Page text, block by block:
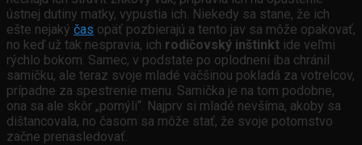
ústnej dutiny matky, vypustia ich. Niekedy sa stane, že ich
ešte nejaký čas opäť pozbierajú a tento jav sa môže opakovať,
no keď už tak nespravia, ich rodičovský inštinkt ide veľmi
rýchlo bokom. Samec, v podstate po oplodnení iba chránil
samičku, ale teraz svoje mladé väčšinou pokladá za votrelcov,
prípadne za spestrenie menu. Samička je na tom podobne,
ona sa ale skôr „pomýli“. Najprv si mladé nevšíma, akoby sa
dištancovala, no časom sa môže stať, že svoje potomstvo
začne prenasledovať.